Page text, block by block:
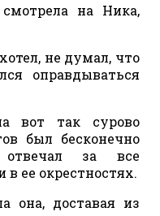
на Ника,
не думал, что
оправдываться
вот так сурово
был бесконечно
отвечал за все
в ее окрестностях.
она, доставая из